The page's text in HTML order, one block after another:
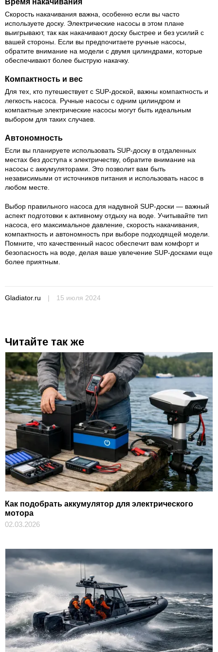
Время накачивания
Скорость накачивания важна, особенно если вы часто
используете доску. Электрические насосы в этом плане
выигрывают, так как накачивают доску быстрее и без усилий с
вашей стороны. Если вы предпочитаете ручные насосы,
обратите внимание на модели с двумя цилиндрами, которые
обеспечивают более быструю накачку.
Компактность и вес
Для тех, кто путешествует с SUP-доской, важны компактность и
легкость насоса. Ручные насосы с одним цилиндром и
компактные электрические насосы могут быть идеальным
выбором для таких случаев.
Автономность
Если вы планируете использовать SUP-доску в отдаленных
местах без доступа к электричеству, обратите внимание на
насосы с аккумуляторами. Это позволит вам быть
независимыми от источников питания и использовать насос в
любом месте.
Выбор правильного насоса для надувной SUP-доски — важный
аспект подготовки к активному отдыху на воде. Учитывайте тип
насоса, его максимальное давление, скорость накачивания,
компактность и автономность при выборе подходящей модели.
Помните, что качественный насос обеспечит вам комфорт и
безопасность на воде, делая ваше увлечение SUP-досками еще
более приятным.
Gladiator.ru | 15 июля 2024
Читайте так же
Как подобрать аккумулятор для электрического
мотора
02.03.2026